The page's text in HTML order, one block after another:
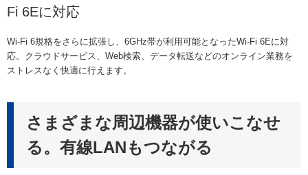
Fi 6Eに対応
Wi-Fi 6規格をさらに拡張し、6GHz帯が利用可能となったWi-Fi 6Eに対
応。クラウドサービス、Web検索、データ転送などのオンライン業務を
ストレスなく快適に行えます。
さまざまな周辺機器が使いこなせ
る。有線LANもつながる